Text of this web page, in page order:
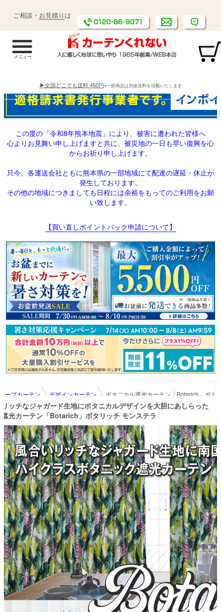
ご相談・ お見積り は
▶全国どこでも送料 450円※一部商品は別途送料を頂戴いたします
この度の「令和8年熊本地震」により、被害に遭われた皆様へ
心よりお見舞い申し上げますと共に、被災地の一日も早い復興を心
からお祈り申し上げます。
只今、各運送会社ともに熊本県の一部地域にて配達の遅延・休止が
発生しております。
その他の地域につきましても日程には余裕をもってのご利用をお願
い致します。
【買い直しポイントバック申請について】
ープカーテン デザインカーテン ボタニカル遮光カーテン「Botarich」ボタ
リッチなジャガード生地にボタニカルデザインを大胆にあしらった
遮光カーテン「Botarich」ボタリッチ モンステラ